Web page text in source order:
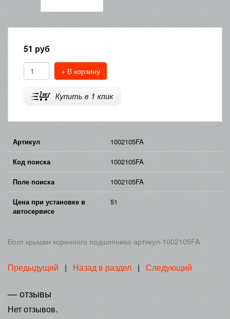
51 руб
+ В корзину
Артикул 1002105FA
Код поиска 1002105FA
Поле поиска 1002105FA
Цена при установке в
автосервисе
51
Болт крышки коренного подшипника-артикул-1002105FA
Предыдущий | Назад в раздел | Следующий
— отзывы
Нет отзывов.